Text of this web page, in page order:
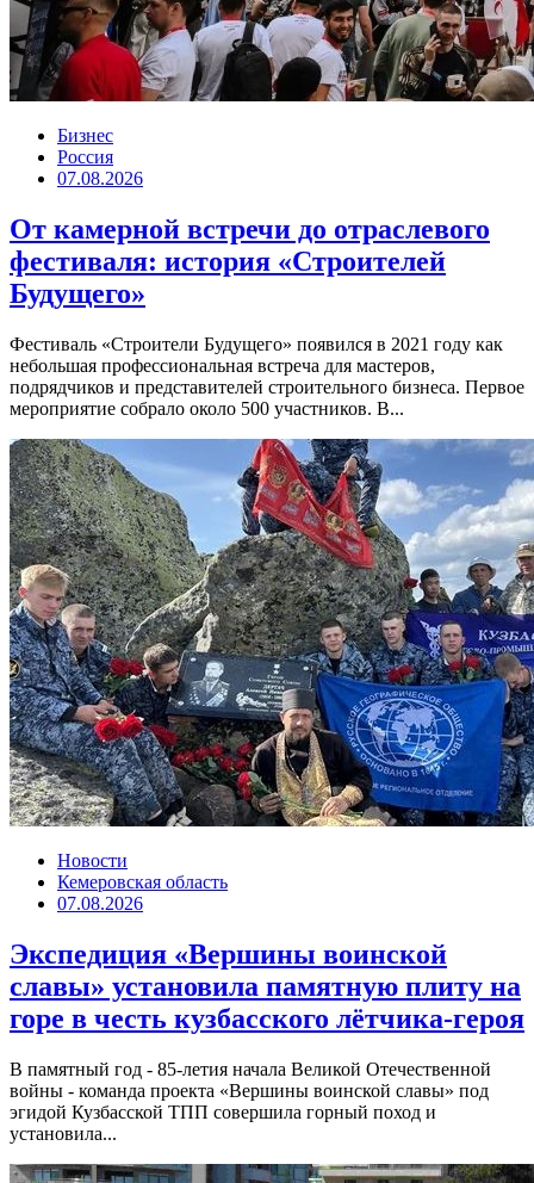
Бизнес
Россия
07.08.2026
От камерной встречи до отраслевого
фестиваля: история «Строителей
Будущего»
Фестиваль «Строители Будущего» появился в 2021 году как
небольшая профессиональная встреча для мастеров,
подрядчиков и представителей строительного бизнеса. Первое
мероприятие собрало около 500 участников. В...
Новости
Кемеровская область
07.08.2026
Экспедиция «Вершины воинской
славы» установила памятную плиту на
горе в честь кузбасского лётчика-героя
В памятный год - 85-летия начала Великой Отечественной
войны - команда проекта «Вершины воинской славы» под
эгидой Кузбасской ТПП совершила горный поход и
установила...